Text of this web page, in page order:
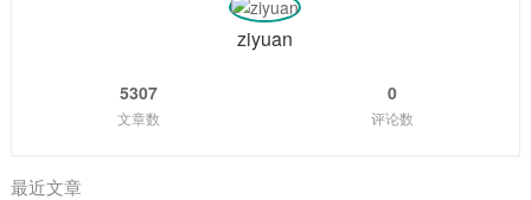
ziyuan
5307
文章数
0
评论数
最近文章